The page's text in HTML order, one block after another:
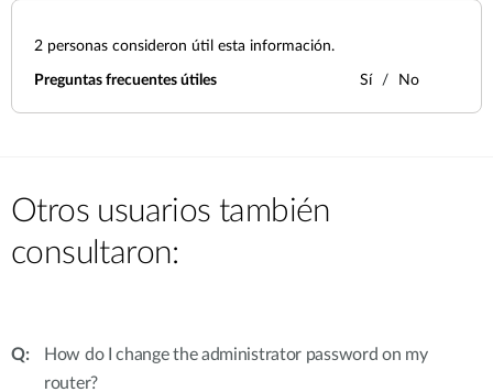
2 personas consideron útil esta información.
Preguntas frecuentes útiles Sí No
Otros usuarios también
consultaron:
How do I change the administrator password on my
router?